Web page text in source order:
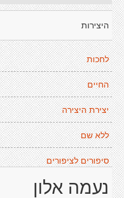
היצירות
לחכות
החיים
יצירת היצירה
ללא שם
סיפורים לציפורים
נעמה אלון